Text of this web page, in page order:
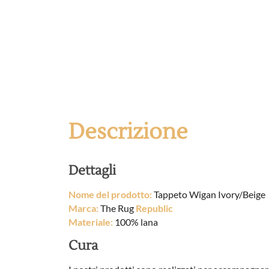
Descrizione
Dettagli
Nome del prodotto:Tappeto Wigan Ivory/Beige
Marca:The Rug Republic
Materiale: 100% lana
Cura